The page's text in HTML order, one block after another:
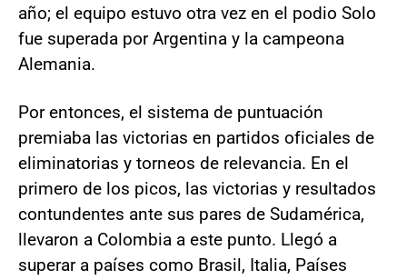
año; el equipo estuvo otra vez en el podio Solo
fue superada por Argentina y la campeona
Alemania.
Por entonces, el sistema de puntuación
premiaba las victorias en partidos oficiales de
eliminatorias y torneos de relevancia. En el
primero de los picos, las victorias y resultados
contundentes ante sus pares de Sudamérica,
llevaron a Colombia a este punto. Llegó a
superar a países como Brasil, Italia, Países